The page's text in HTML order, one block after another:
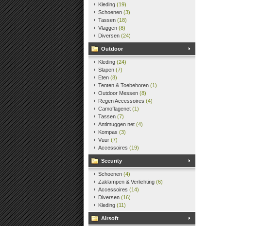
Kleding (19)
Schoenen (3)
Tassen (18)
Vlaggen (8)
Diversen (24)
Outdoor
Kleding (24)
Slapen (7)
Eten (8)
Tenten & Toebehoren (1)
Outdoor Messen (8)
Regen Accessoires (4)
Camoflagenet (1)
Tassen (7)
Antimuggen net (4)
Kompas (3)
Vuur (7)
Accessoires (19)
Security
Schoenen (4)
Zaklampen & Verlichting (6)
Accessoires (14)
Diversen (16)
Kleding (11)
Airsoft